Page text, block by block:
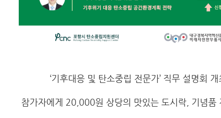
‘기후대응 및 탄소중립 전문가’ 직무 설명회 개
참가자에게 20,000원 상당의 맛있는 도시락, 기념품